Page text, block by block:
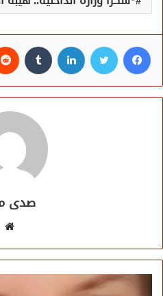
فيسبوك تويتر لينكدإن
صدى